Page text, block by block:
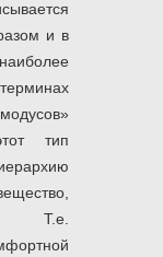
и в
тип
Т.е.